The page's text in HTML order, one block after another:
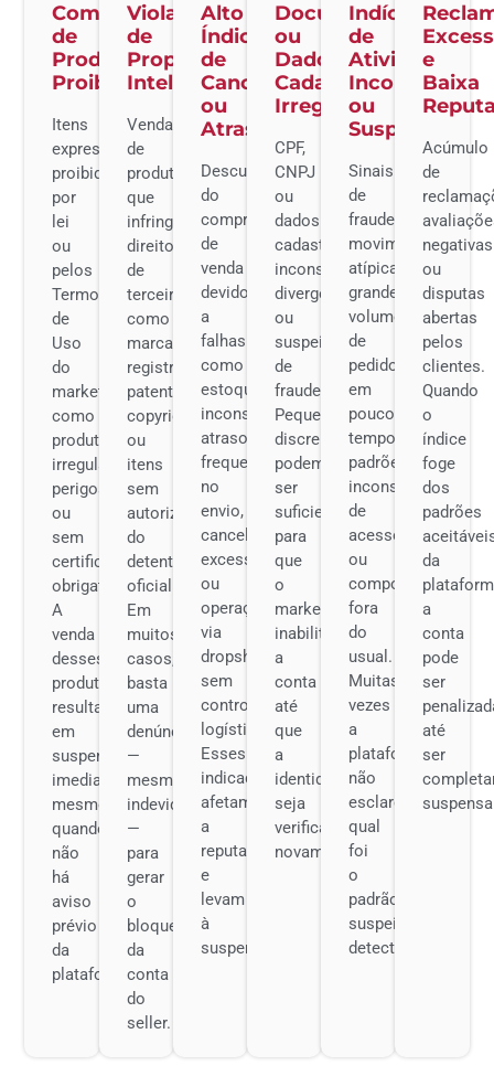
Comercialização
de
Produtos
Proibidos
Itens
expressamente
proibidos
por
lei
ou
pelos
Termos
de
Uso
do
marketplace,
como
produtos
irregulares,
perigosos
ou
sem
certificações
obrigatórias.
A
venda
desses
produtos
resulta
em
suspensão
imediata,
mesmo
quando
não
há
aviso
prévio
da
plataforma.
Violação
de
Propriedade
Intelectual
Venda
de
produtos
que
infringem
direitos
de
terceiros,
como
marcas
registradas,
patentes,
copyrights
ou
itens
sem
autorização
do
detentor
oficial.
Em
muitos
casos,
basta
uma
denúncia
—
mesmo
indevida
—
para
gerar
o
bloqueio
da
conta
do
seller.
Alto
Índice
de
Cancelamentos
ou
Atrasos
Descumprimento
do
compromisso
de
venda
devido
a
falhas
como
estoque
inconsistente,
atrasos
frequentes
no
envio,
cancelamentos
excessivos
ou
operação
via
dropshipping
sem
controle
logístico.
Esses
indicadores
afetam
a
reputação
e
levam
à
suspensão.
Documentação
ou
Dados
Cadastrais
Irregulares
CPF,
CNPJ
ou
dados
cadastrais
inconsistentes,
divergentes
ou
suspeitos
de
fraude.
Pequenas
discrepâncias
podem
ser
suficientes
para
que
o
marketplace
inabilite
a
conta
até
que
a
identidade
seja
verificada
novamente.
Indícios
de
Atividade
Incomum
ou
Suspeita
Sinais
de
fraude,
movimentações
atípicas,
grande
volume
de
pedidos
em
pouco
tempo,
padrões
inconsistentes
de
acesso
ou
comportamento
fora
do
usual.
Muitas
vezes
a
plataforma
não
esclarece
qual
foi
o
padrão
suspeito
detectado.
e
Baixa
Acúmulo
de
negativas
ou
disputas
abertas
pelos
clientes.
Quando
o
índice
foge
dos
padrões
da
a
conta
pode
ser
até
ser